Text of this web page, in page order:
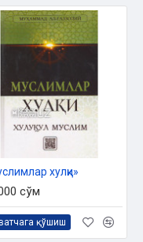
хулқи»
сўм
қўшиш